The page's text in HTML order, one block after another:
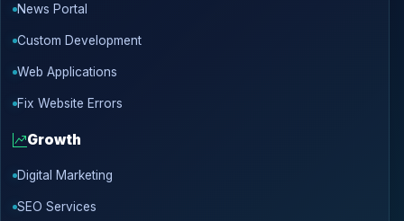
News Portal
Custom Development
Web Applications
Fix Website Errors
Growth
Digital Marketing
SEO Services